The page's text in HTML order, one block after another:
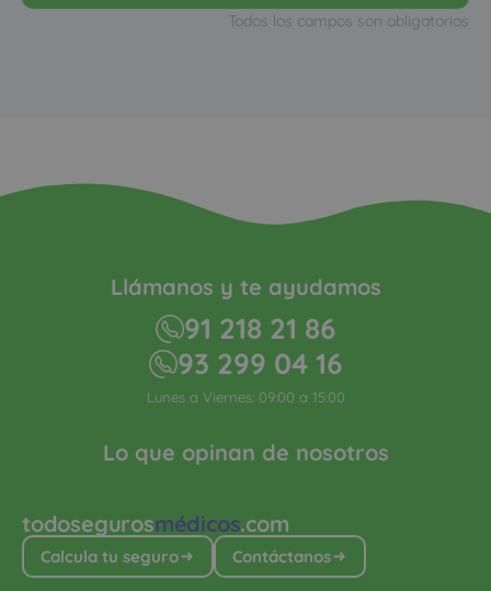
Todos los campos son obligatorios
todosegurosmédicos.com
Calcula tu seguro Contáctanos
Lo que opinan de nosotros
Llámanos y te ayudamos
91 218 21 86
93 299 04 16
Lunes a Viernes: 09:00 a 15:00